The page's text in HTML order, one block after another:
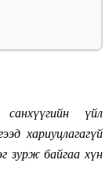
үйл
хариуцлагагүй
зурж байгаа хүн